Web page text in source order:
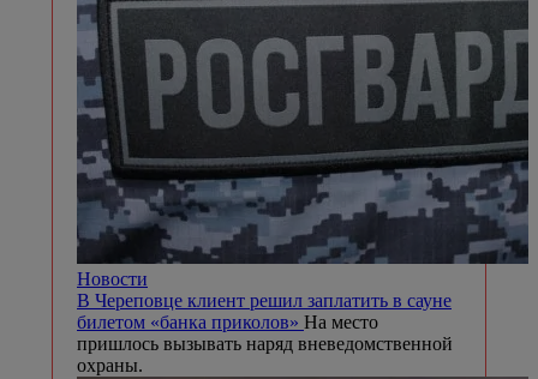
Новости
В Череповце клиент решил заплатить в сауне
билетом «банка приколов» На место
пришлось вызывать наряд вневедомственной
охраны.